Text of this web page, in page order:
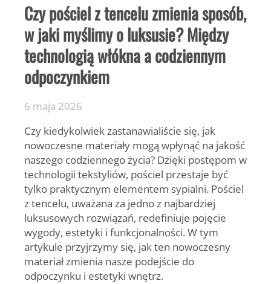
Czy pościel z tencelu zmienia sposób,
w jaki myślimy o luksusie? Między
technologią włókna a codziennym
odpoczynkiem
6 maja 2026
Czy kiedykolwiek zastanawialiście się, jak
nowoczesne materiały mogą wpłynąć na jakość
naszego codziennego życia? Dzięki postępom w
technologii tekstyliów, pościel przestaje być
tylko praktycznym elementem sypialni. Pościel
z tencelu, uważana za jedno z najbardziej
luksusowych rozwiązań, redefiniuje pojęcie
wygody, estetyki i funkcjonalności. W tym
artykule przyjrzymy się, jak ten nowoczesny
materiał zmienia nasze podejście do
odpoczynku i estetyki wnętrz.